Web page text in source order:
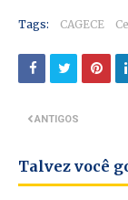
Tags: CAGECE
ANTIGOS
Talvez você